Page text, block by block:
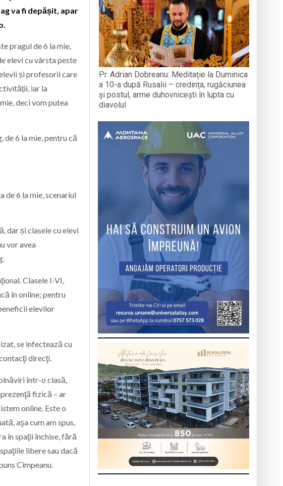
va fi depășit, apar
pragul de 6 la mie,
elevi cu vârsta peste
și profesorii care
iar la
deci vom putea
de 6 la mie, pentru că
de 6 la mie, scenariul
dar și clasele cu elevi
vor avea
Clasele I-VI,
în online; pentru
elevilor
se infectează cu
direcţi.
într-o clasă,
fizică – ar
online. Este o
aşa cum am spus,
în spaţii închise, fără
libere sau dacă
Cîmpeanu.
Pr. Adrian Dobreanu: Meditație la Duminica
a 10-a după Rusalii – credința, rugăciunea
și postul, arme duhovnicești în lupta cu
diavolul